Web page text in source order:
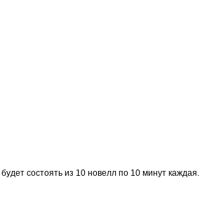
состоять из 10 новелл по 10 минут каждая.